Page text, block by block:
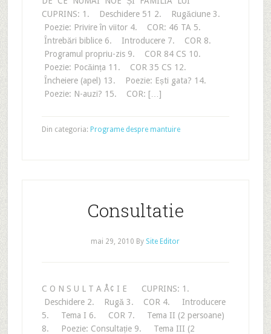
CUPRINS: 1. Deschidere 51 2. Rugăciune 3.
Poezie: Privire în viitor 4. COR: 46 TA 5.
Întrebări biblice 6. Introducere 7. COR 8.
Programul propriu-zis 9. COR 84 CS 10.
Poezie: Pocăința 11. COR 35 CS 12.
Încheiere (apel) 13. Poezie: Ești gata? 14.
Poezie: N-auzi? 15. COR: […]
Din categoria: Programe despre mantuire
Consultatie
mai 29, 2010 By Site Editor
C O N S U L T A Å¢ I E CUPRINS: 1.
Deschidere 2. Rugă 3. COR 4. Introducere
5. Tema I 6. COR 7. Tema II (2 persoane)
8. Poezie: Consultație 9. Tema III (2